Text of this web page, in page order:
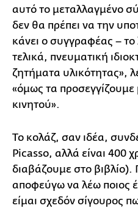
αυτό το μεταλλαγμένο
δεν θα πρέπει να την
κάνει ο συγγραφέας – το
τελικά, πνευματική
ζητήματα υλικότητας»,
«όμως τα
κινητού».
Το κολάζ, σαν ιδέα,
Picasso, αλλά είναι 400
διαβάζουμε στο
αποφεύγω να λέω ποιος
είμαι σχεδόν σίγουρος